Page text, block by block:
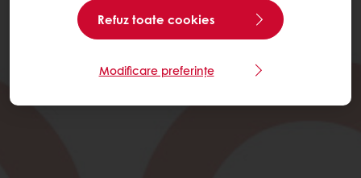
Refuz toate cookies
Modificare preferințe